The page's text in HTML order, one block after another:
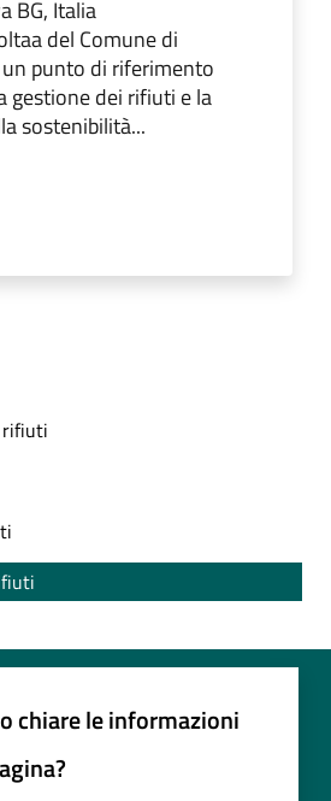
BG, Italia
del Comune di
punto di riferimento
gestione dei rifiuti e la
sostenibilità...
rifiuti
chiare le informazioni